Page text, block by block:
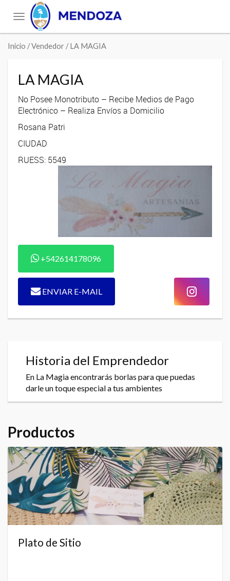
Toggle
navigation
Inicio / Vendedor / LA MAGIA
LA MAGIA
No Posee Monotributo – Recibe Medios de Pago
Electrónico – Realiza Envíos a Domicilio
Rosana Patri
CIUDAD
RUESS: 5549
+542614178096
ENVIAR E-MAIL
Historia del Emprendedor
En La Magia encontrarás borlas para que puedas
darle un toque especial a tus ambientes
Productos
Plato de Sitio